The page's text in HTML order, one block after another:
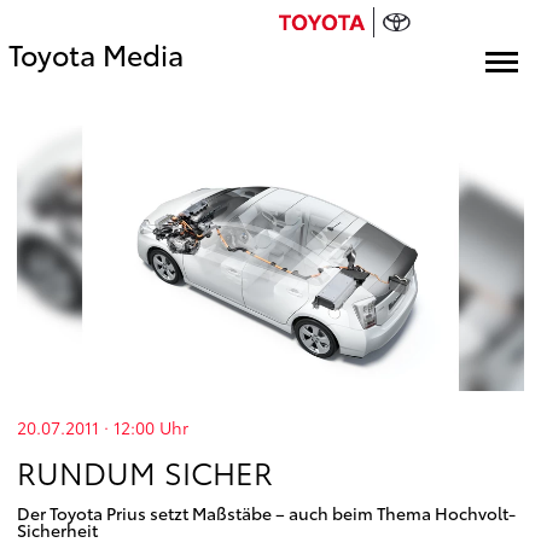
Toyota Media
20.07.2011 · 12:00 Uhr
RUNDUM SICHER
Der Toyota Prius setzt Maßstäbe – auch beim Thema Hochvolt-
Sicherheit